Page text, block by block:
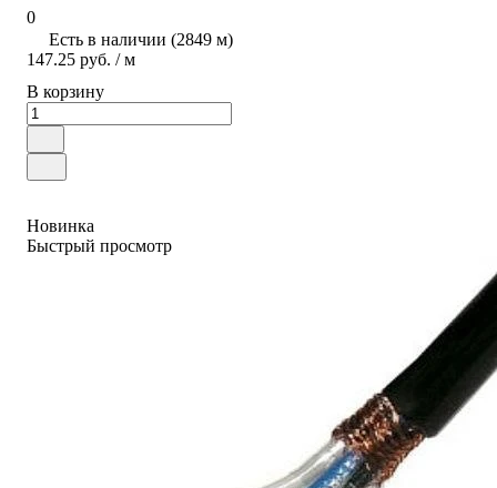
0
Есть в наличии (2849 м)
147.25 руб. / м
В корзину
Новинка
Быстрый просмотр